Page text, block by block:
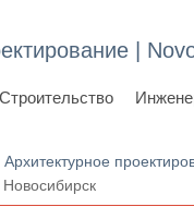
|
Строительство
Архитектурное